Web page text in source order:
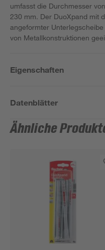
umfasst die Durchmesser
230 mm. Der DuoXpand mit
angeformter
von Metallkonstruktionen
Eigenschaften
Datenblätter
Ähnliche